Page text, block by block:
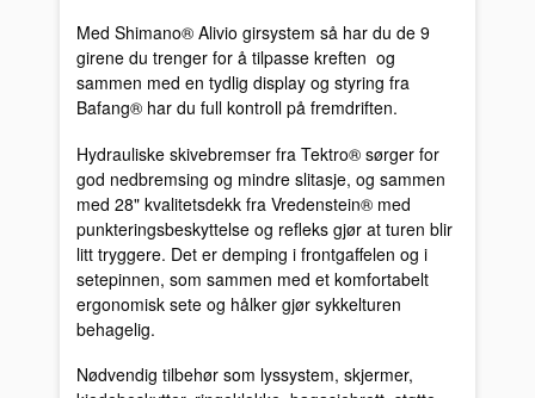
Med Shimano® Alivio girsystem så har du de 9
girene du trenger for å tilpasse kreften og
sammen med en tydlig display og styring fra
Bafang® har du full kontroll på fremdriften.
Hydrauliske skivebremser fra Tektro® sørger for
god nedbremsing og mindre slitasje, og sammen
med 28" kvalitetsdekk fra Vredenstein® med
punkteringsbeskyttelse og refleks gjør at turen blir
litt tryggere. Det er demping i frontgaffelen og i
setepinnen, som sammen med et komfortabelt
ergonomisk sete og hålker gjør sykkelturen
behagelig.
Nødvendig tilbehør som lyssystem, skjermer,